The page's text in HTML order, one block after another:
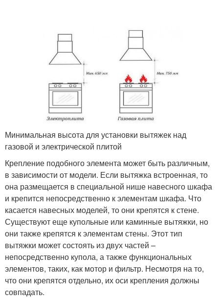
Минимальная высота для установки вытяжек над
газовой и электрической плитой
Крепление подобного элемента может быть различным,
в зависимости от модели. Если вытяжка встроенная, то
она размещается в специальной нише навесного шкафа
и крепится непосредственно к элементам шкафа. Что
касается навесных моделей, то они крепятся к стене.
Существуют еще купольные или каминные вытяжки, но
они также крепятся к элементам стены. Этот тип
вытяжки может состоять из двух частей –
непосредственно купола, а также функциональных
элементов, таких, как мотор и фильтр. Несмотря на то,
что они крепятся отдельно, их оси крепления должны
совпадать.